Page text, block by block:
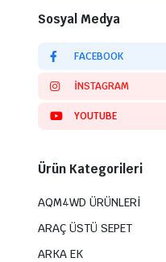
Sosyal Medya
FACEBOOK
INSTAGRAM
YOUTUBE
Ürün Kategorileri
AQM4WD ÜRÜNLERİ
ARAÇ ÜSTÜ SEPET
ARKA EK